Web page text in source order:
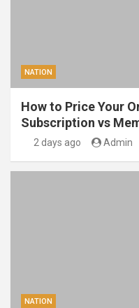
NATION
How to Price Your
Subscription vs
2 days ago Admin
NATION